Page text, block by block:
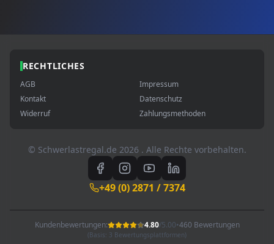
RECHTLICHES
AGB
Impressum
Kontakt
Datenschutz
Widerruf
Zahlungsmethoden
© Schwerlastregal.de 2026 . Alle Rechte vorbehalten.
+49 (0) 2871 / 7374
Kundenbewertungen: 4.80/5.00•460 Bewertungen
(Basis: 3 Bewertungsplattformen)